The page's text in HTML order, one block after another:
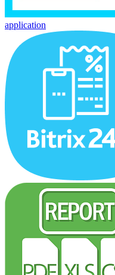
application